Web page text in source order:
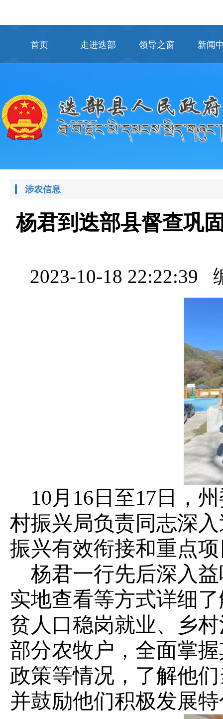
首页 走进迭部 领导之窗 新闻
涉农信息
杨君到迭部县督查巩
2023-10-18 22:22:39
10月16日至17日，
村振兴局负责同志深
振兴有效衔接和重点
杨君一行先后深入
实地查看等方式详细
贫人口稳岗就业、乡
部分农牧户，全面掌
政策等情况，了解他
并鼓励他们积极发展